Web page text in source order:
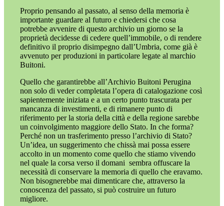
Proprio pensando al passato, al senso della memoria è
importante guardare al futuro e chiedersi che cosa
potrebbe avvenire di questo archivio un giorno se la
proprietà decidesse di cedere quell’immobile, o di rendere
definitivo il proprio disimpegno dall’Umbria, come già è
avvenuto per produzioni in particolare legate al marchio
Buitoni.
Quello che garantirebbe all’Archivio Buitoni Perugina
non solo di veder completata l’opera di catalogazione così
sapientemente iniziata e a un certo punto trascurata per
mancanza di investimenti, e di rimanere punto di
riferimento per la storia della città e della regione sarebbe
un coinvolgimento maggiore dello Stato. In che forma?
Perché non un trasferimento presso l’archivio di Stato?
Un’idea, un suggerimento che chissà mai possa essere
accolto in un momento come quello che stiamo vivendo
nel quale la corsa verso il domani sembra offuscare la
necessità di conservare la memoria di quello che eravamo.
Non bisognerebbe mai dimenticare che, attraverso la
conoscenza del passato, si può costruire un futuro
migliore.